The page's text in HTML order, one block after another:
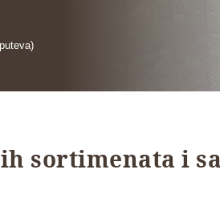
sortimenata i